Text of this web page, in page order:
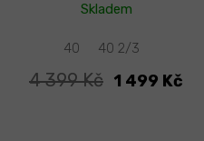
46-47 XXL
Skladem
40 40 2/3
4 399 Kč 1 499 Kč